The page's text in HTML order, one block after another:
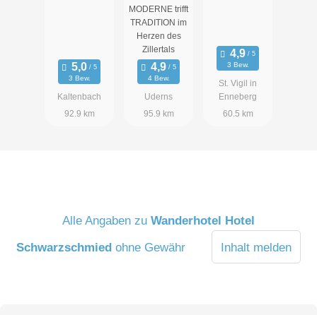
3 Bew.
Kaltenbach
92.9 km
MODERNE trifft
TRADITION im
Herzen des
Zillertals
4 Bew.
Uderns
95.9 km
3 Bew.
St. Vigil in
Enneberg
60.5 km
Alle Angaben zu Wanderhotel Hotel
Schwarzschmied ohne Gewähr Inhalt melden